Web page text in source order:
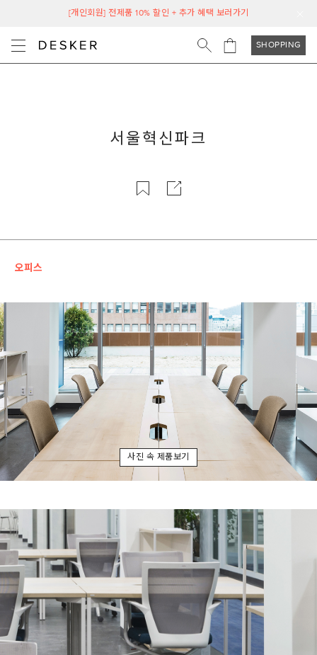
[개인회원] 전제품 10% 할인 + 추가 혜택 보러가기
SHOPPING
서울혁신파크
오피스
사진 속 제품보기